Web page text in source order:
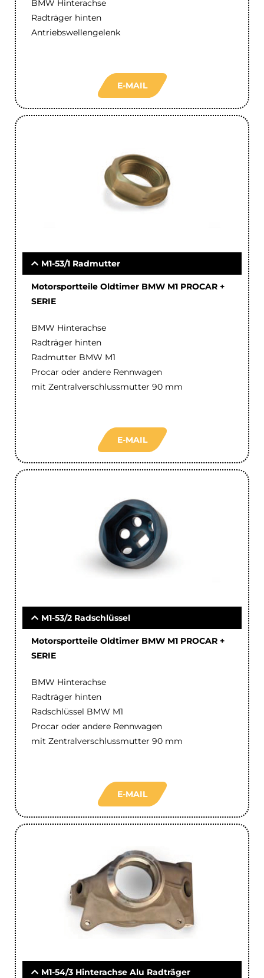
BMW Hinterachse
Radträger hinten
Antriebswellengelenk
E-MAIL
M1-53/1 Radmutter
Motorsportteile Oldtimer BMW M1 PROCAR +
SERIE
BMW Hinterachse
Radträger hinten
Radmutter BMW M1
Procar oder andere Rennwagen
mit Zentralverschlussmutter 90 mm
E-MAIL
M1-53/2 Radschlüssel
Motorsportteile Oldtimer BMW M1 PROCAR +
SERIE
BMW Hinterachse
Radträger hinten
Radschlüssel BMW M1
Procar oder andere Rennwagen
mit Zentralverschlussmutter 90 mm
E-MAIL
M1-54/3 Hinterachse Alu Radträger